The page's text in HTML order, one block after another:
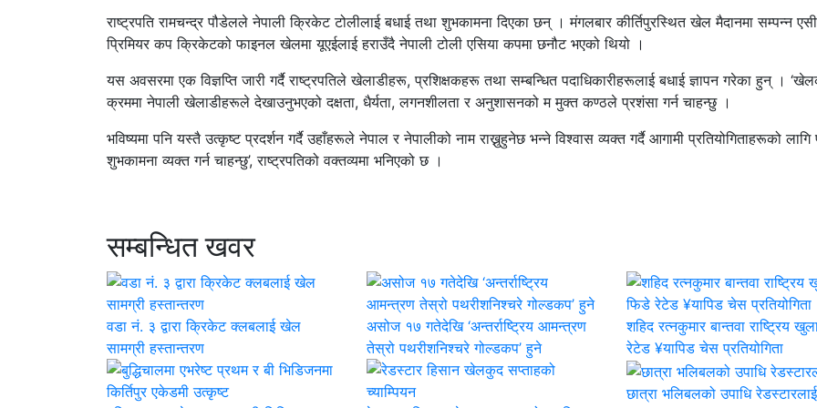
राष्ट्रपति रामचन्द्र पौडेलले नेपाली क्रिकेट टोलीलाई बधाई तथा शुभकामना दिएका छन् । मंगलबार कीर्तिपुरस्थित खेल मैदानमा सम्पन्न
प्रिमियर कप क्रिकेटको फाइनल खेलमा यूएईलाई हराउँदै नेपाली टोली एसिया कपमा छनौट भएको थियो ।
यस अवसरमा एक विज्ञप्ति जारी गर्दै राष्ट्रपतिले खेलाडीहरू, प्रशिक्षकहरू तथा सम्बन्धित पदाधिकारीहरूलाई बधाई ज्ञापन गरेका हुन् ।
क्रममा नेपाली खेलाडीहरूले देखाउनुभएको दक्षता, धैर्यता, लगनशीलता र अनुशासनको म मुक्त कण्ठले प्रशंसा गर्न चाहन्छु ।
भविष्यमा पनि यस्तै उत्कृष्ट प्रदर्शन गर्दै उहाँहरूले नेपाल र नेपालीको नाम राख्नुहुनेछ भन्ने विश्वास व्यक्त गर्दै आगामी प्रतियोगिताहरूको लागि
शुभकामना व्यक्त गर्न चाहन्छु’, राष्ट्रपतिको वक्तव्यमा भनिएको छ ।
सम्बन्धित खवर
वडा नं. ३ द्वारा क्रिकेट क्लबलाई खेल
सामग्री हस्तान्तरण
असोज १७ गतेदेखि ‘अन्तर्राष्ट्रिय आमन्त्रण
तेस्रो पथरीशनिश्चरे गोल्डकप’ हुने
शहिद रत्नकुमार बान्तवा राष्ट्रिय
रेटेड ¥यापिड चेस प्रतियोगिता
छात्रा भलिबलको उपाधि रेडस्टारलाई